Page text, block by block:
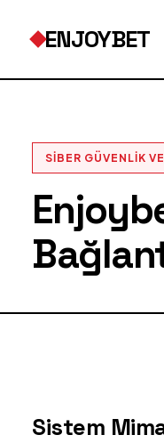
ENJOYBET
SIBER GÜVENLIK
Sistem